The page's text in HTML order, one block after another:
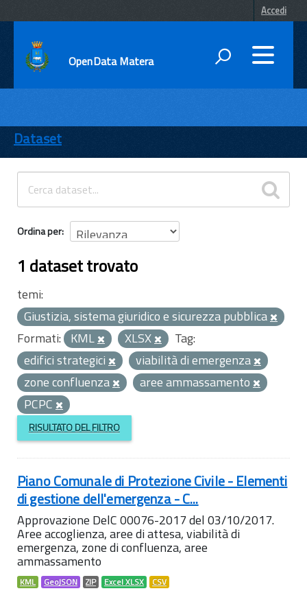
Accedi
OpenData Matera
ENTI
TEMI
INFORMAZIONI
Dataset
Ordina per
1 dataset trovato
temi:
Giustizia, sistema giuridico e sicurezza pubblica
Formati: KML XLSX
Tag:
edifici strategici
viabilità di emergenza
zone confluenza
aree ammassamento
PCPC
RISULTATO DEL FILTRO
Piano Comunale di Protezione Civile - Elementi
di gestione dell'emergenza - C...
Approvazione DelC 00076-2017 del 03/10/2017.
Aree accoglienza, aree di attesa, viabilità di
emergenza, zone di confluenza, aree
ammassamento
KML GeoJSON ZIP Excel XLSX CSV